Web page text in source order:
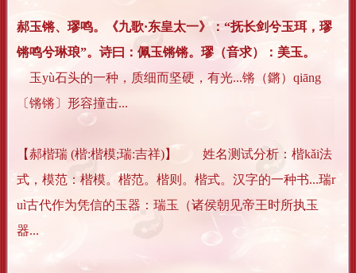
郝玉锵、璆鸣。《九歌·东皇太一》：“抚长剑兮玉珥，璆
锵鸣兮琳琅”。诗曰：佩玉锵锵。璆（音求）：美玉。
玉yù石头的一种，质细而坚硬，有光...锵（鏘）qiāng
〔锵锵〕形容撞击...
【郝楷瑞 (楷:楷模;瑞:吉祥)】 姓名测试分析：楷kǎi法
式，模范：楷模。楷范。楷则。楷式。汉字的一种书...瑞r
uì古代作为凭信的玉器：瑞玉（诸侯朝见帝王时所执玉
器...